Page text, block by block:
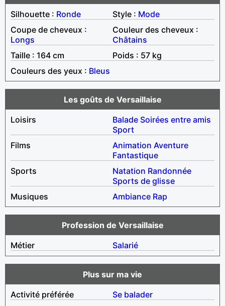
Silhouette : Ronde Style : Mode
Coupe de cheveux :
Longs
Couleur des cheveux :
Châtains
Taille : 164 cm
Poids : 57 kg
Couleurs des yeux : Bleus
Les goûts de Versaillaise
Loisirs
Balade Soirées entre amis
Sport
Films
Animation Aventure
Fantastique
Sports
Natation Randonnée
Sports de glisse
Musiques
Ambiance Rap
Profession de Versaillaise
Métier
Salarié
Plus sur ma vie
Activité préférée
Se balader